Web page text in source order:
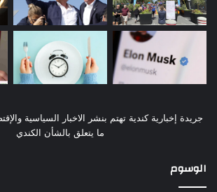
جريدة إخبارية كندية تهتم بنشر الاخبار السياسية
ما يتعلق بالشأن الكندي
الوسوم